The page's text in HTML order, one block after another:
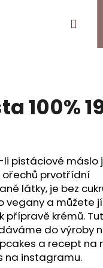
Pro
100%
pistáciové máslo
ořechů prvotřídní
látky, je bez
vegany a můžete
přípravě krémů.
do výroby
a recept na
na instagramu.